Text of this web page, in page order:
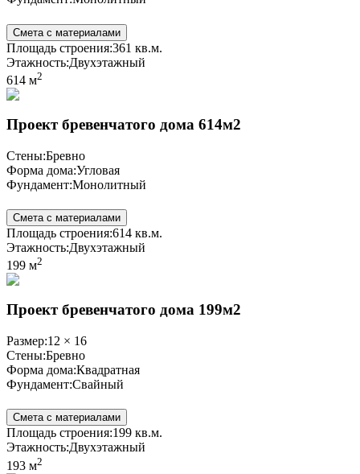
Смета с материалами
Площадь строения:361 кв.м.
Этажность:Двухэтажный
614 м2
Проект бревенчатого дома 614м2
Стены:Бревно
Форма дома:Угловая
Фундамент:Монолитный
Смета с материалами
Площадь строения:614 кв.м.
Этажность:Двухэтажный
199 м2
Проект бревенчатого дома 199м2
Размер:12 × 16
Стены:Бревно
Форма дома:Квадратная
Фундамент:Свайный
Смета с материалами
Площадь строения:199 кв.м.
Этажность:Двухэтажный
193 м2